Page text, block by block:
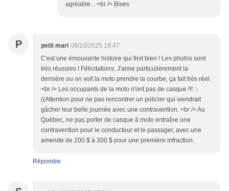
agréable....<br /> Bises
P petit mari 08/10/2025 18:47
C'est une émouvante histoire qui finit bien ! Les photos sont
très réussies ! Félicitations. J'aime particulièrement la
dernière ou on voit la moto prendre la courbe, ça fait très réel.
<br /> Les occupants de la moto n'ont pas de casque !!! :-
((Attention pour ne pas rencontrer un policier qui viendrait
gâcher leur belle journée avec une contravention. <br /> Au
Québec, ne pas porter de casque à moto entraîne une
contravention pour le conducteur et le passager, avec une
amende de 200 $ à 300 $ pour une première infraction.
Répondre